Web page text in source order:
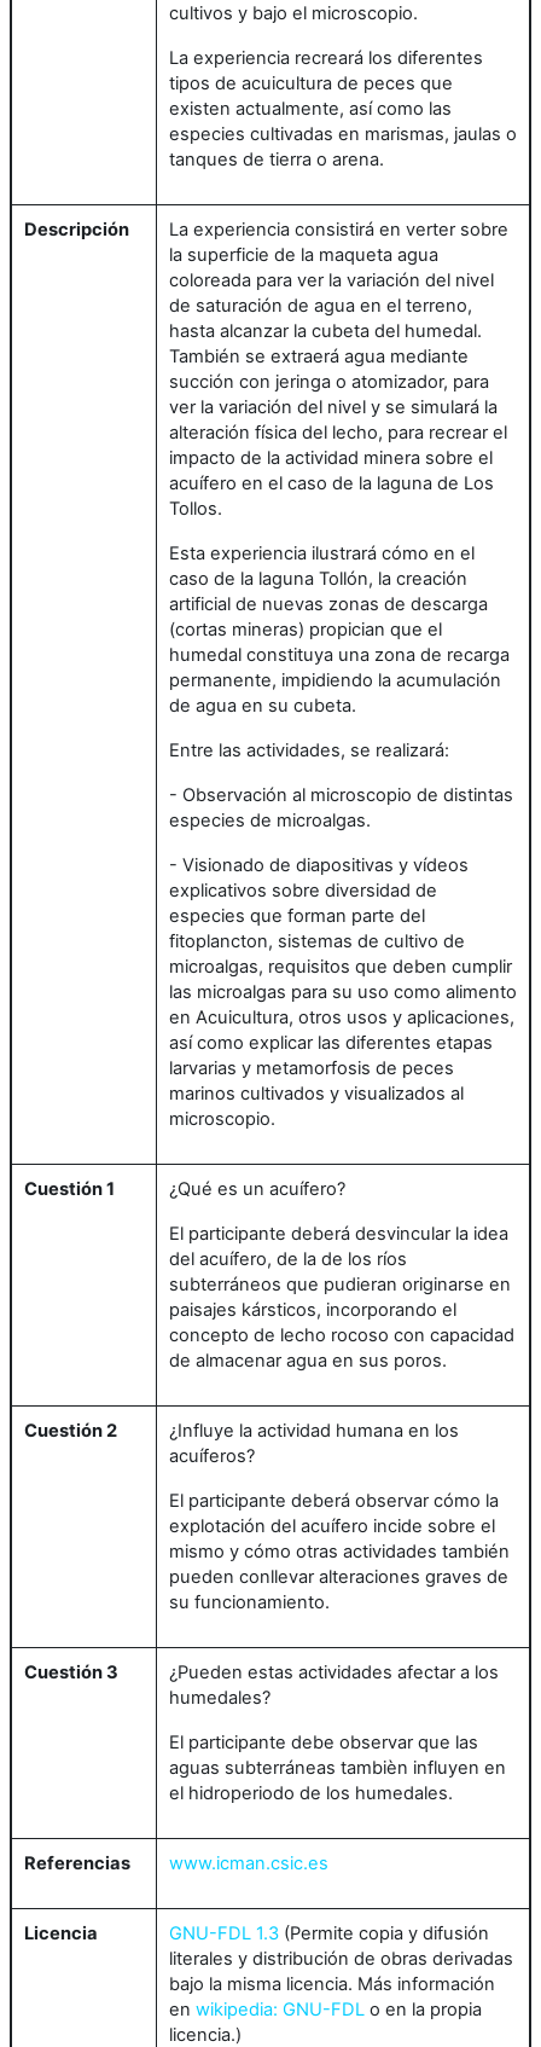
cultivos y bajo el microscopio.
La experiencia recreará los diferentes
tipos de acuicultura de peces que
existen actualmente, así como las
especies cultivadas en marismas, jaulas o
tanques de tierra o arena.
Descripción
La experiencia consistirá en verter sobre
la superficie de la maqueta agua
coloreada para ver la variación del nivel
de saturación de agua en el terreno,
hasta alcanzar la cubeta del humedal.
También se extraerá agua mediante
succión con jeringa o atomizador, para
ver la variación del nivel y se simulará la
alteración física del lecho, para recrear el
impacto de la actividad minera sobre el
acuífero en el caso de la laguna de Los
Tollos.
Esta experiencia ilustrará cómo en el
caso de la laguna Tollón, la creación
artificial de nuevas zonas de descarga
(cortas mineras) propician que el
humedal constituya una zona de recarga
permanente, impidiendo la acumulación
de agua en su cubeta.
Entre las actividades, se realizará:
- Observación al microscopio de distintas
especies de microalgas.
- Visionado de diapositivas y vídeos
explicativos sobre diversidad de
especies que forman parte del
fitoplancton, sistemas de cultivo de
microalgas, requisitos que deben cumplir
las microalgas para su uso como alimento
en Acuicultura, otros usos y aplicaciones,
así como explicar las diferentes etapas
larvarias y metamorfosis de peces
marinos cultivados y visualizados al
microscopio.
Cuestión 1 ¿Qué es un acuífero?
El participante deberá desvincular la idea
del acuífero, de la de los ríos
subterráneos que pudieran originarse en
paisajes kársticos, incorporando el
concepto de lecho rocoso con capacidad
de almacenar agua en sus poros.
Cuestión 2
¿Influye la actividad humana en los
acuíferos?
El participante deberá observar cómo la
explotación del acuífero incide sobre el
mismo y cómo otras actividades también
pueden conllevar alteraciones graves de
su funcionamiento.
Cuestión 3
¿Pueden estas actividades afectar a los
humedales?
El participante debe observar que las
aguas subterráneas tambièn influyen en
el hidroperiodo de los humedales.
Referencias www.icman.csic.es
Licencia GNU-FDL 1.3 (Permite copia y difusión
literales y distribución de obras derivadas
bajo la misma licencia. Más información
en wikipedia: GNU-FDL o en la propia
licencia.)